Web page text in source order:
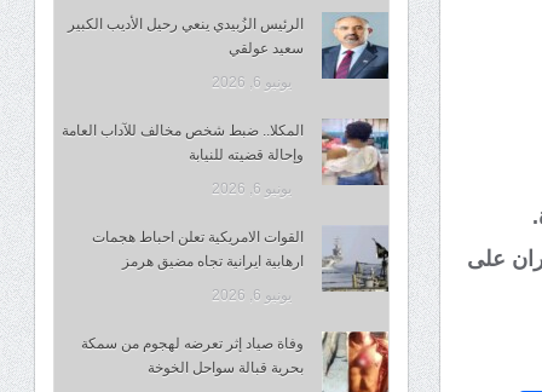
على
الرئيس الزُبيدي ينعي رحيل الأديب الكبير
سعيد عولقي
يونيو 6, 2026
المكلا.. ضبط شخص مخالف للآداب العامة
وإحالة قضيته للنيابة
يونيو 6, 2026
القوات الامريكية تعلن احباط هجمات
ارهابية ايرانية تجاه مضيق هرمز
يونيو 6, 2026
وفاة صياد إثر تعرضه لهجوم من سمكة
بحرية قبالة سواحل الخوخة